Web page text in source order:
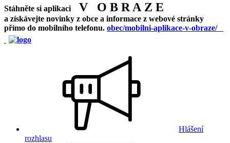
Stáhněte si aplikaci V O B R A Z E
a získávejte novinky z obce a informace z webové stránky
přímo do mobilního telefonu. obec/mobilni-aplikace-v-obraze/
Hlášení
rozhlasu